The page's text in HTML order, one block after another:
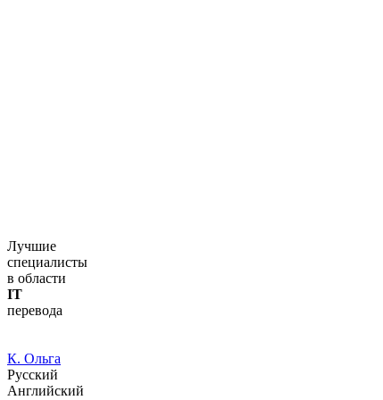
Лучшие
специалисты
в области
IT
перевода
К. Ольга
Русский
Английский